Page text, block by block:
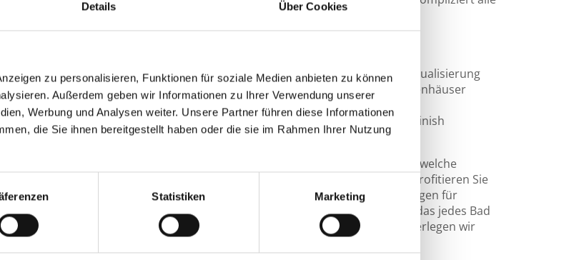
Details Über Cookies
zu personalisieren, Funktionen für soziale Medien anbieten zu können
Außerdem geben wir Informationen zu Ihrer Verwendung unserer
Werbung und Analysen weiter. Unsere Partner führen diese Informationen
die Sie ihnen bereitgestellt haben oder die sie im Rahmen Ihrer Nutzung
Statistiken Marketing
Badplanung und 3D-Planung zur optimalen Visualisierung
Neubau- und Umbau-Projekte inklusive Treppenhäuser
Terrassen & Balkone sowie Industrieböden
Sorgfältige Silikonarbeiten für ein makelloses Finish
Als kompetenter Fliesenleger beraten wir Sie gerne, welche
Materialien am besten zu Ihrem Stil passen. Dabei profitieren Sie
von unserer Expertise in Großformatfliesen. Wir sorgen für
fugenarme Oberflächen und ein modernes Design, das jedes Bad
optisch vergrößert. Auch in der Region bei Wehye verlegen wir
Fliesen präzise und langlebig.